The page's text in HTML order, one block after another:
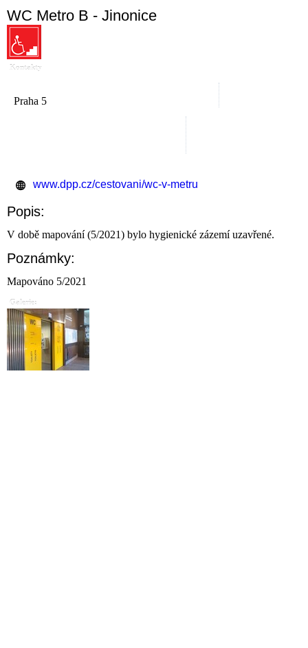
WC Metro B - Jinonice
Kontakty
Praha 5
www.dpp.cz/cestovani/wc-v-metru
Popis:
V době mapování (5/2021) bylo hygienické zázemí uzavřené.
Poznámky:
Mapováno 5/2021
Galerie: